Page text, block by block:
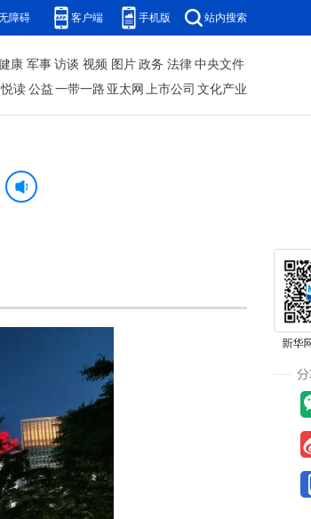
障碍 客户端 手机版 站内搜索
康 军事 访谈 视频 图片 政务 法律 中央文件
悦读 公益 一带一路 亚太网 上市公司 文化产业